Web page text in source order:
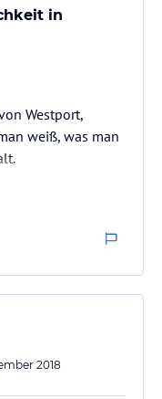
in
Westport,
weiß, was man
2018